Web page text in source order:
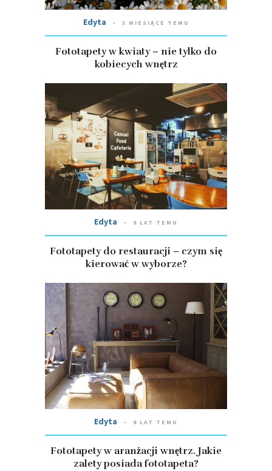
Edyta 3 MIESIĄCE TEMU
Fototapety w kwiaty – nie tylko do
kobiecych wnętrz
Edyta 8 LAT TEMU
Fototapety do restauracji – czym się
kierować w wyborze?
Edyta 8 LAT TEMU
Fototapety w aranżacji wnętrz. Jakie
zalety posiada fototapeta?